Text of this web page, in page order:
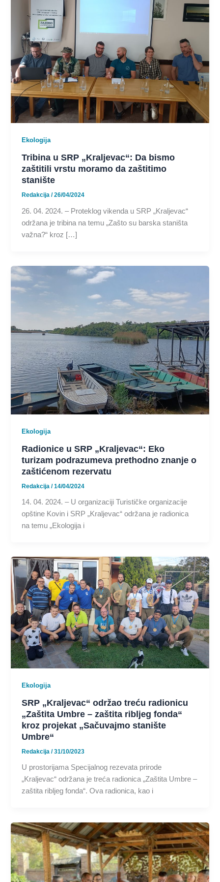
Ekologija
Tribina u SRP „Kraljevac“: Da bismo
zaštitili vrstu moramo da zaštitimo
stanište
Redakcija/26/04/2024
26. 04. 2024. – Proteklog vikenda u SRP „Kraljevac“
održana je tribina na temu „Zašto su barska staništa
važna?“ kroz […]
Ekologija
Radionice u SRP „Kraljevac“: Eko
turizam podrazumeva prethodno znanje o
zaštićenom rezervatu
Redakcija/14/04/2024
14. 04. 2024. – U organizaciji Turističke organizacije
opštine Kovin i SRP „Kraljevac“ održana je radionica
na temu „Ekologija i
Ekologija
SRP „Kraljevac“ održao treću radionicu
„Zaštita Umbre – zaštita ribljeg fonda“
kroz projekat „Sačuvajmo stanište
Umbre“
Redakcija/31/10/2023
U prostorijama Specijalnog rezevata prirode
„Kraljevac“ održana je treća radionica „Zaštita Umbre –
zaštita ribljeg fonda“. Ova radionica, kao i